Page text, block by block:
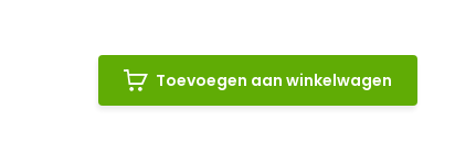
Toevoegen aan winkelwagen